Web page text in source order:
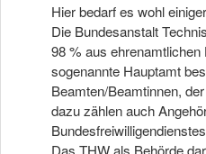
Hier bedarf es wohl
Die Bundesanstalt
98 % aus
sogenannte Hauptamt
Beamten/Beamtinnen,
dazu zählen auch
Das THW als Behörde